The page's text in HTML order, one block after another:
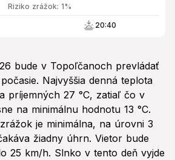
Riziko zrážok: 1%
20:40
bude v Topoľčanoch prevládať
Najvyššia denná teplota
príjemných 27 °C, zatiaľ čo v
na minimálnu hodnotu 13 °C.
je minimálna, na úrovni 3
žiadny úhrn. Vietor bude
25 km/h. Slnko v tento deň vyjde